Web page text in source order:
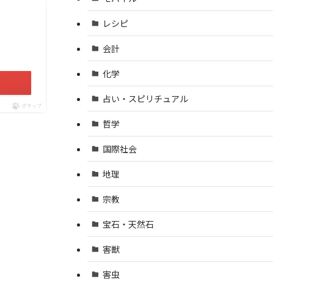
ポチップ
レシピ
会計
化学
占い・スピリチュアル
哲学
国際社会
地理
宗教
宝石・天然石
害獣
害虫